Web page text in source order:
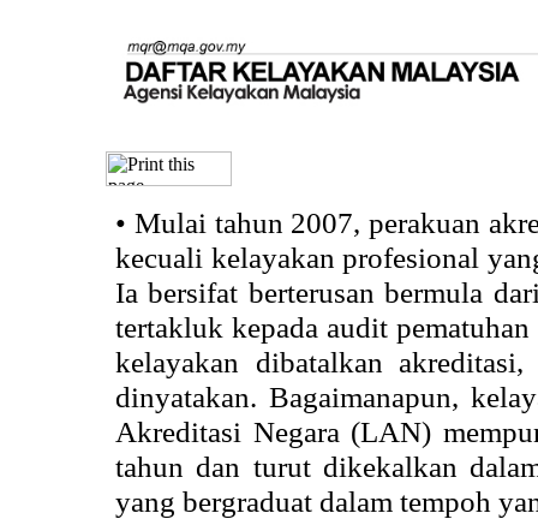
• Mulai tahun 2007, perakuan
kecuali kelayakan profesional
Ia bersifat berterusan bermula
tertakluk kepada audit
kelayakan dibatalkan
dinyatakan. Bagaimanapun,
Akreditasi Negara (LAN)
tahun dan turut dikekalkan
yang bergraduat dalam tempoh